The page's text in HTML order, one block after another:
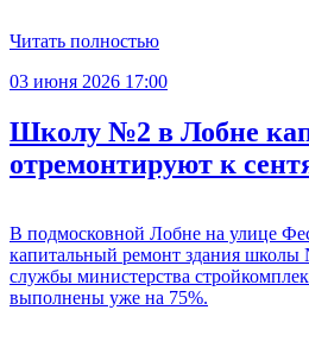
Читать полностью
03 июня 2026 17:00
Школу №2 в Лобне
отремонтируют к
В подмосковной Лобне на улице
капитальный ремонт здания
службы министерства
выполнены уже на 75%.